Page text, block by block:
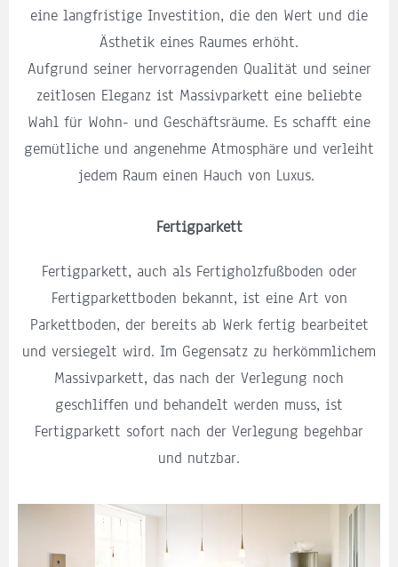
eine langfristige Investition, die den Wert und die
Ästhetik eines Raumes erhöht.
Aufgrund seiner hervorragenden Qualität und seiner
zeitlosen Eleganz ist Massivparkett eine beliebte
Wahl für Wohn- und Geschäftsräume. Es schafft eine
gemütliche und angenehme Atmosphäre und verleiht
jedem Raum einen Hauch von Luxus.
Fertigparkett
Fertigparkett, auch als Fertigholzfußboden oder
Fertigparkettboden bekannt, ist eine Art von
Parkettboden, der bereits ab Werk fertig bearbeitet
und versiegelt wird. Im Gegensatz zu herkömmlichem
Massivparkett, das nach der Verlegung noch
geschliffen und behandelt werden muss, ist
Fertigparkett sofort nach der Verlegung begehbar
und nutzbar.